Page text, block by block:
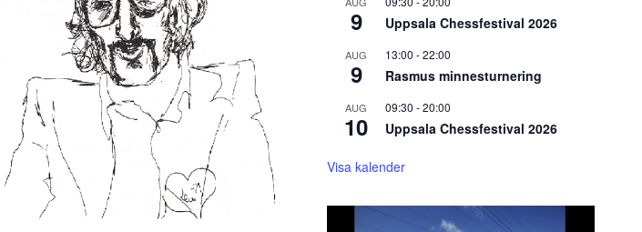
9 Uppsala Chessfestival 2026
AUG
9
13:00 -22:00
Rasmus minnesturnering
AUG
10
09:30 -20:00
Uppsala Chessfestival 2026
Visa kalender